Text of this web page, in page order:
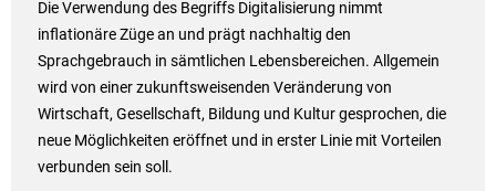
Die Verwendung des Begriffs Digitalisierung nimmt
inflationäre Züge an und prägt nachhaltig den
Sprachgebrauch in sämtlichen Lebensbereichen. Allgemein
wird von einer zukunftsweisenden Veränderung von
Wirtschaft, Gesellschaft, Bildung und Kultur gesprochen, die
neue Möglichkeiten eröffnet und in erster Linie mit Vorteilen
verbunden sein soll.